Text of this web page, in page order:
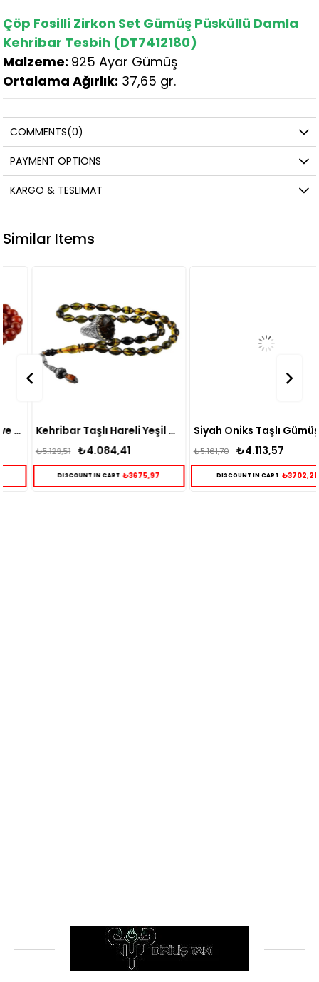
Çöp Fosilli Zirkon Set Gümüş Püsküllü Damla
Kehribar Tesbih (DT7412180)
Malzeme: 925 Ayar Gümüş
Ortalama Ağırlık: 37,65 gr.
COMMENTS(0)
PAYMENT OPTIONS
KARGO & TESLIMAT
Similar Items
Kehribar Taşlı Hareli Yeşil Gümüş Yüzük ve Tesbih Kombin
₺4.084,41
₺5.129,51
DISCOUNT IN CART ₺3675,97
Siyah Oniks Taşlı Gümüş Yüzük ve Doğal Taş Tesbih Kombin
₺4.113,57
₺5.161,70
DISCOUNT IN CART ₺3702,21